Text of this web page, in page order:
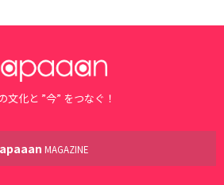
文化と ”今” をつなぐ！
MAGAZINE